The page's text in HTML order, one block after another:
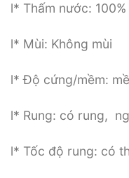
l* Thấm nước:
l* Mùi: Không mùi
l* Độ cứng/mềm:
l* Rung: có rung,
l* Tốc độ rung: có